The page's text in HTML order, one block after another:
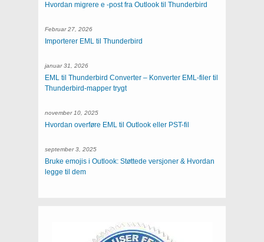
Hvordan migrere e -post fra Outlook til Thunderbird
Februar 27, 2026
Importerer EML til Thunderbird
januar 31, 2026
EML til Thunderbird Converter – Konverter EML-filer til
Thunderbird-mapper trygt
november 10, 2025
Hvordan overføre EML til Outlook eller PST-fil
september 3, 2025
Bruke emojis i Outlook: Støttede versjoner & Hvordan
legge til dem